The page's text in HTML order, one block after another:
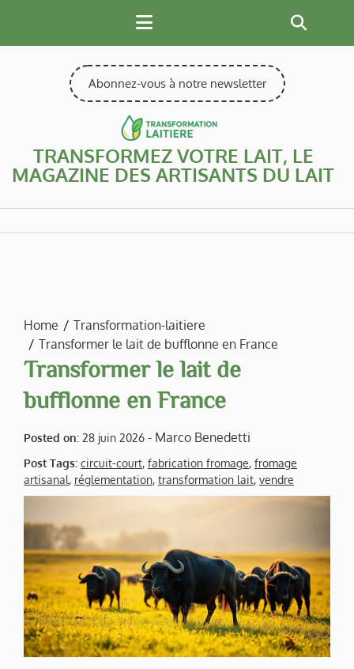
content
Abonnez-vous à notre newsletter
TRANSFORMEZ VOTRE LAIT, LE
MAGAZINE DES ARTISANTS DU LAIT
Home
Transformation-laitiere
Transformer le lait de bufflonne en France
Transformer le lait de
bufflonne en France
Posted on: 28 juin 2026 - Marco Benedetti
Post Tags: circuit-court, fabrication fromage, fromage
artisanal, réglementation, transformation lait, vendre